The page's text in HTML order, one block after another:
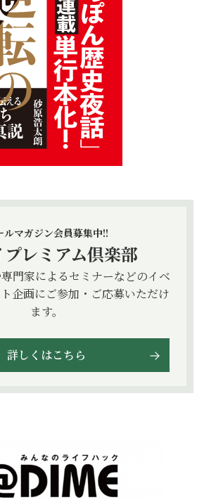
ルマガジン会員募集中!!
プレミアム倶楽部
門家によるセミナーなどのイベ
企画にご参加・ご応募いただけ
ます。
詳しくはこちら